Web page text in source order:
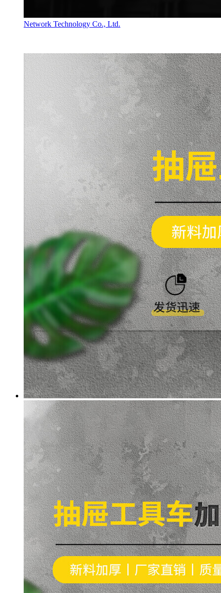
Network Technology Co., Ltd.